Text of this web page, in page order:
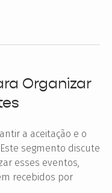
Organizar
a aceitação e o
segmento discute
esses eventos,
recebidos por